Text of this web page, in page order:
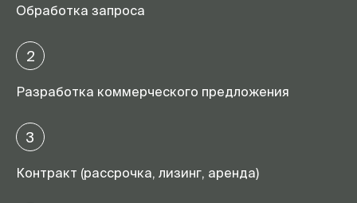
Обработка запроса
2
Разработка коммерческого предложения
3
Контракт (рассрочка, лизинг, аренда)